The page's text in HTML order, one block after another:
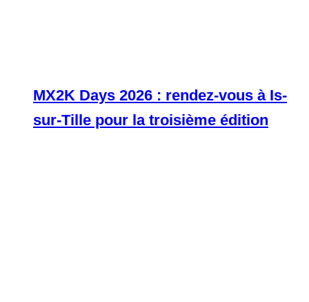
MX2K Days 2026 : rendez-vous à Is-
sur-Tille pour la troisième édition